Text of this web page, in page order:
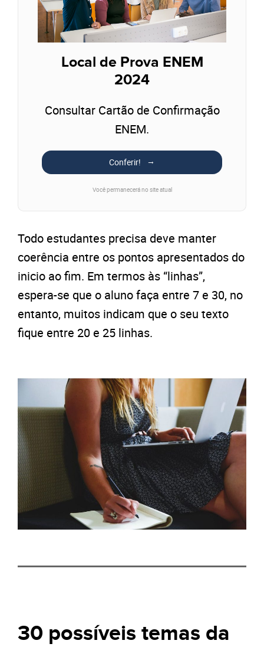
Local de Prova ENEM
2024
Consultar Cartão de Confirmação
ENEM.
Conferir!
Você permanecerá no site atual
Todo estudantes precisa deve manter
coerência entre os pontos apresentados do
inicio ao fim. Em termos às “linhas”,
espera-se que o aluno faça entre 7 e 30, no
entanto, muitos indicam que o seu texto
fique entre 20 e 25 linhas.
30 possíveis temas da